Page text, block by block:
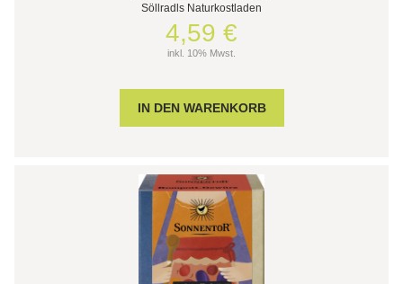
Söllradls Naturkostladen
4,59 €
inkl. 10% Mwst.